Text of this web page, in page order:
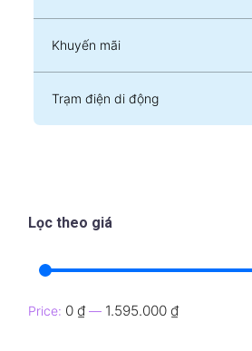
Khuyến mãi
Trạm điện di động
Lọc theo giá
Price: 0 ₫— 1.595.000 ₫